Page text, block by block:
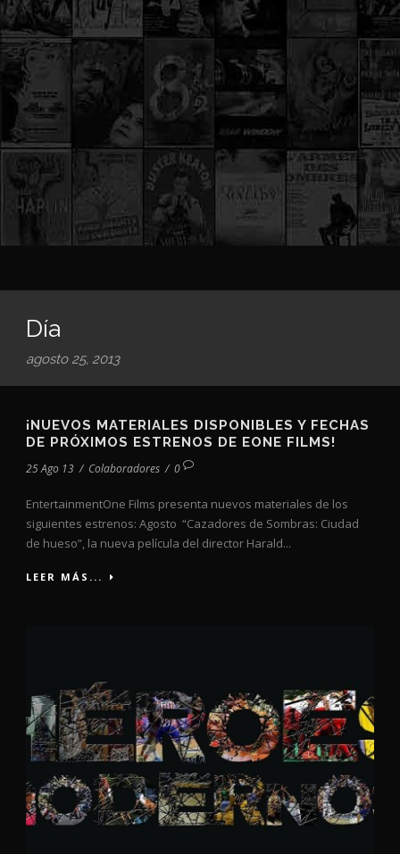
Día
agosto 25, 2013
¡NUEVOS MATERIALES DISPONIBLES Y FECHAS
DE PRÓXIMOS ESTRENOS DE EONE FILMS!
25 Ago 13 / Colaboradores / 0
EntertainmentOne Films presenta nuevos materiales de los
siguientes estrenos: Agosto “Cazadores de Sombras: Ciudad
de hueso”, la nueva película del director Harald...
LEER MÁS...